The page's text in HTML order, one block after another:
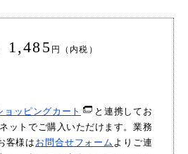
1,485 円（内税）
ョッピングカート
と連携してお
ットでご購入いただけます。業務
客様は お問合せフォーム よりご連